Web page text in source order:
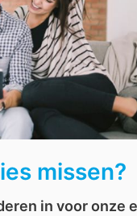
energiefactuur
€ 100 en een
Tot 1 December kan
en
bespaar op je
missen?
in voor onze